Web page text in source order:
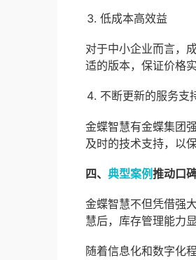
低成本高效益
对于中小企业而言，
适的版本，保证价格
不断更新的服务支
金蝶智慧有金蝶集团
及时的技术支持，以
四、 典型案例推动口
金蝶智慧不但凭借强
慧后，库存管理能力
随着信息化和数字化